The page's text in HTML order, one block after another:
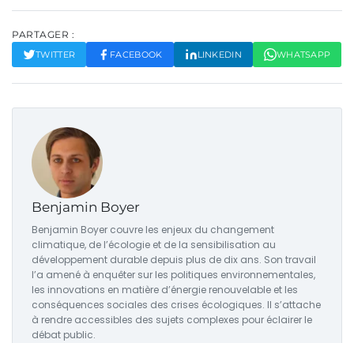
PARTAGER :
TWITTER FACEBOOK LINKEDIN WHATSAPP
Benjamin Boyer
Benjamin Boyer couvre les enjeux du changement
climatique, de l’écologie et de la sensibilisation au
développement durable depuis plus de dix ans. Son travail
l’a amené à enquêter sur les politiques environnementales,
les innovations en matière d’énergie renouvelable et les
conséquences sociales des crises écologiques. Il s’attache
à rendre accessibles des sujets complexes pour éclairer le
débat public.